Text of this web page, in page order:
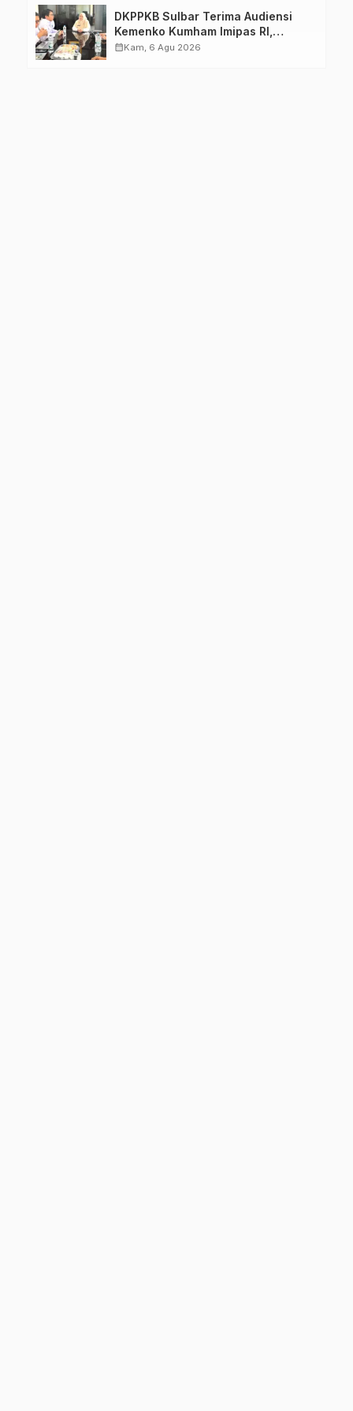
DKPPKB Sulbar Terima Audiensi
Kemenko Kumham Imipas RI,
Perkuat Pelayanan Kesehatan bagi
calendar_monthKam, 6 Agu 2026